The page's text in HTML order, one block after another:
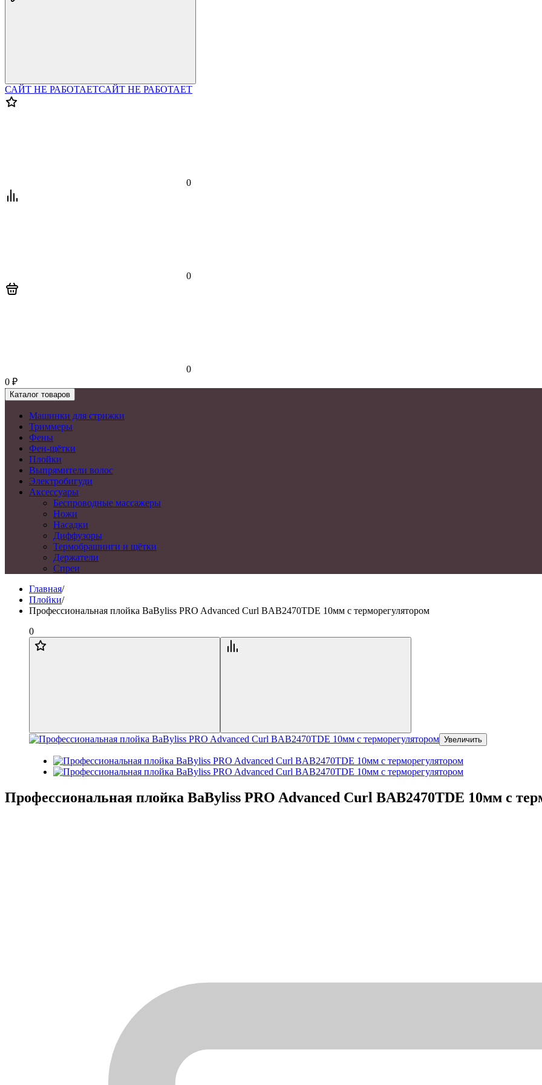
САЙТ НЕ РАБОТАЕТСАЙТ НЕ РАБОТАЕТ
0
0
0
0 ₽
Каталог товаров
Машинки для стрижки
Триммеры
Фены
Фен-щётки
Плойки
Выпрямители волос
Электробигуди
Аксессуары
Беспроводные массажеры
Ножи
Насадки
Диффузоры
Термобрашинги и щётки
Держатели
Спреи
Главная/
Плойки/
Профессиональная плойка BaByliss PRO Advanced Curl BAB2470TDE 10мм c терморегулятором
0
Увеличить
Профессиональная плойка BaByliss PRO Advanced Curl BAB2470TDE 10мм c